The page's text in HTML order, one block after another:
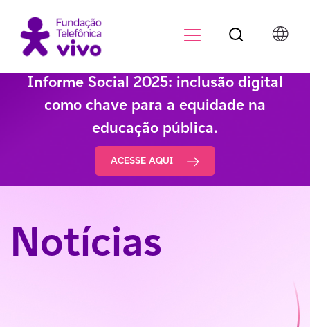
Informe Social 2025: inclusão digital
como chave para a equidade na
educação pública.
ACESSE AQUI
Notícias
Botão de